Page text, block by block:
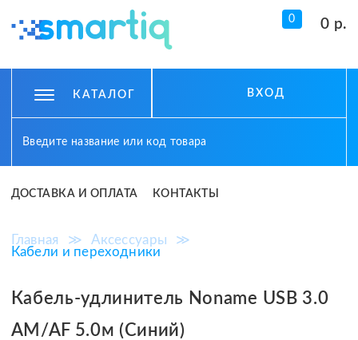
0 0 р.
КАТАЛОГ ВХОД
ДОСТАВКА И ОПЛАТА КОНТАКТЫ
Главная ≫ Аксессуары
≫
Кабели и переходники
Кабель-удлинитель Noname USB 3.0
AM/AF 5.0м (Синий)